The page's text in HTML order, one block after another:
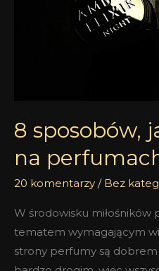
8 sposobów,
na
20 komentarzy / Bez
W środowisku miłośników
tematem wymagającym
strony perfumy są